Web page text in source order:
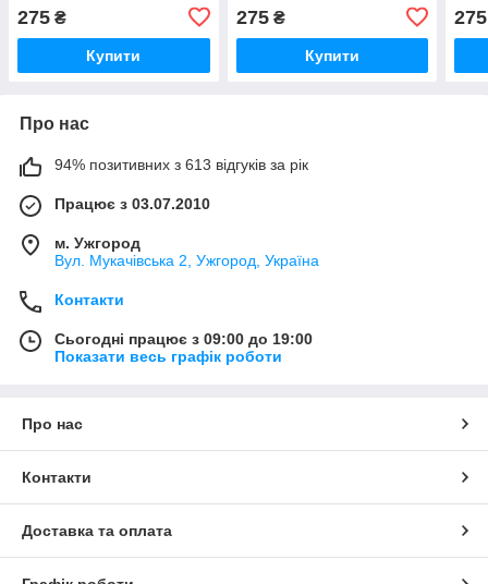
275 ₴
Купити
275₴
Купити
275
Про нас
94% позитивних з 613 відгуків за рік
Працює з 03.07.2010
м. Ужгород
Вул. Мукачівська 2, Ужгород, Україна
Контакти
Сьогодні працює з 09:00 до 19:00
Показати весь графік роботи
Про нас
Контакти
Доставка та оплата